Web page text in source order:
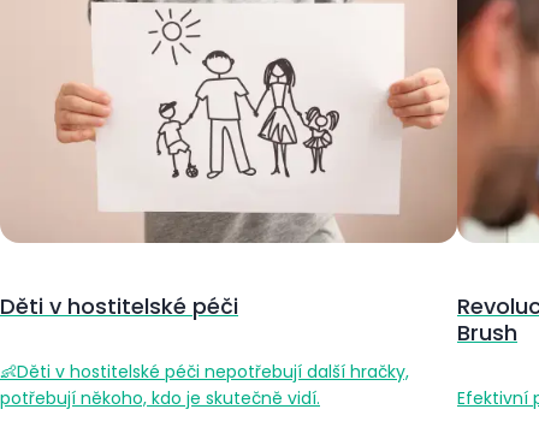
Děti v hostitelské péči
👶Děti v hostitelské péči nepotřebují další hračky,
potřebují někoho, kdo je skutečně vidí.
Brush
Efektivní